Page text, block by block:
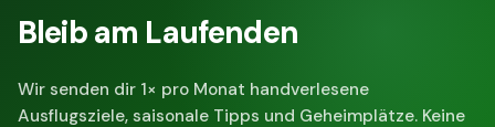
Bleib am Laufenden
Wir senden dir 1× pro Monat handverlesene
Ausflugsziele, saisonale Tipps und Geheimplätze. Keine